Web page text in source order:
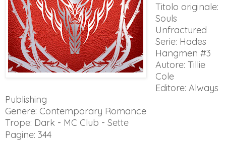
Titolo originale:
Souls
Unfractured
Serie: Hades
Hangmen #3
Autore: Tillie
Cole
Editore: Always
Publishing
Genere: Contemporary Romance
Trope: Dark - MC Club - Sette
Pagine: 344